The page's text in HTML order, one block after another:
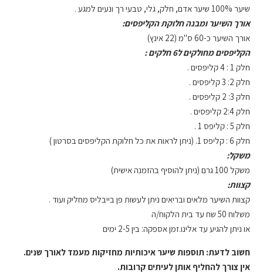
שיער 100% שיער אדם, חלק, גלי, טבעי רך ונעים למגע .
אורך השיער ומבנה חלוקת הקליפסים:
אורך השיער כ-60 ס"מ (22 אינץ)
הקליפסים מחולקים ל6 חלקים :
חלק 1 : 4 קליפסים .
חלק 2: 3 קליפסים .
חלק 3: 2 קליפסים .
חלק 2:4 קליפסים .
חלק 5 : קליפס 1 .
חלק 6 : קליפס 1. (ניתן לראות את כל חלוקת הקליפסים בסרטון )
משקל:
משקל 100 גרם (ניתן להוסיף בהזמנה אישית)
קצוות:
קצוות השיער מלאים ובריאים ניתן לעשות פן בייבליס מחליק ועוד .
משלוח 50 שח עד בית הלקוח/ה
או ניתן להגיע עד אלינו.זמן אספקה: בין 2-5 ימים
חשוב לדעת: תוספות שיער איכותיות מחזיקות מעמד לאורך שנים.
אין צורך להחליף אותן לעיתים קרובות.